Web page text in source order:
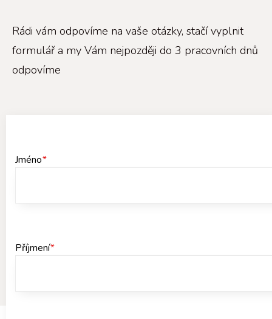
Rádi vám odpovíme na vaše otázky, stačí vyplnit
formulář a my Vám nejpozději do 3 pracovních dnů
odpovíme
Jméno*
Příjmení*